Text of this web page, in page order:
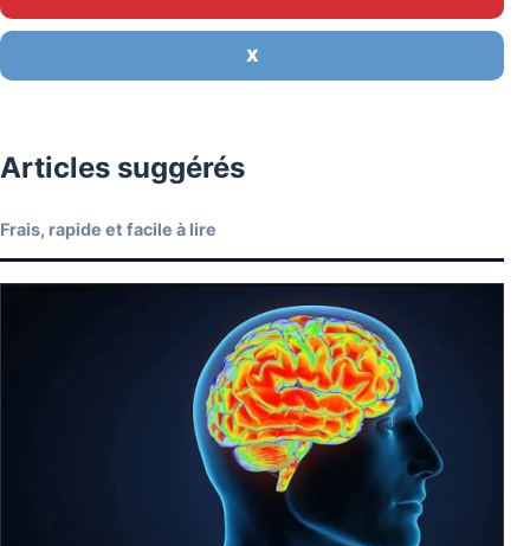
X
Articles suggérés
Frais, rapide et facile à lire